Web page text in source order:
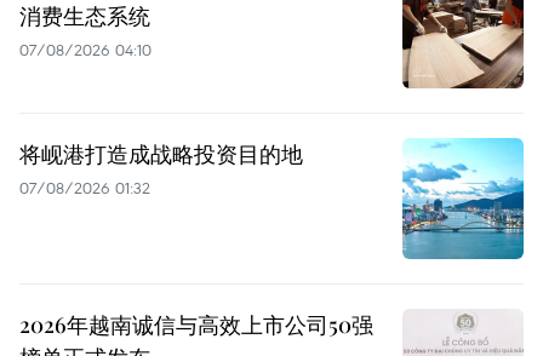
消费生态系统
07/08/2026 04:10
将岘港打造成战略投资目的地
07/08/2026 01:32
2026年越南诚信与高效上市公司50强